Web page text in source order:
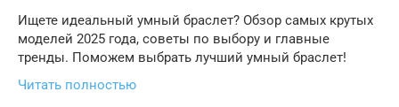
Ищете идеальный умный браслет? Обзор самых крутых
моделей 2025 года, советы по выбору и главные
тренды. Поможем выбрать лучший умный браслет!
Читать полностью